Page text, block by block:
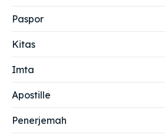
Paspor
Kitas
Imta
Apostille
Penerjemah